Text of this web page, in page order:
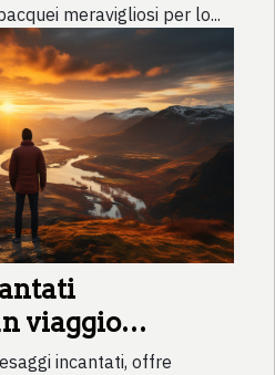
meravigliosi per lo...
viaggio
incantati, offre